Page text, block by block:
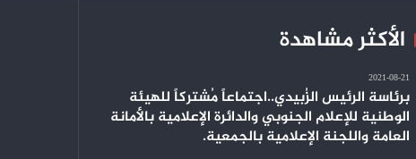
الأكثر مشاهدة
2021-08-21
برئاسة الرئيس الزُبيدي..اجتماعاً مُشتركاً للهيئة
الوطنية للإعلام الجنوبي والدائرة الإعلامية بالأمانة
العامة واللجنة الإعلامية بالجمعية.